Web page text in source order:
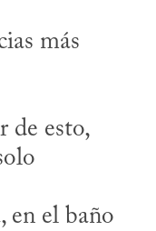
más
de esto,
en el baño